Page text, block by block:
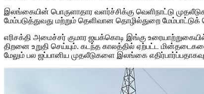
இலங்கையின் பொருளாதார வளர்ச்சிக்கு வெளிநாட்டு
மேம்படுத்துவது மற்றும் தெளிவான தொழில்துறை
எரிசக்தி அமைச்சர் குமார ஜயக்கொடி இங்கு
திறனை உறுதி செய்யும். கடந்த காலத்தில் ஏற்பட்ட
மேலும் பல ஜப்பானிய முதலீடுகளை இலங்கை